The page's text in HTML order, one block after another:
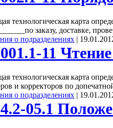
технологическая карта
заказу, доставке,
о подразделениях |
11
технологическая карта
и корректоров по
о подразделениях |
05.1